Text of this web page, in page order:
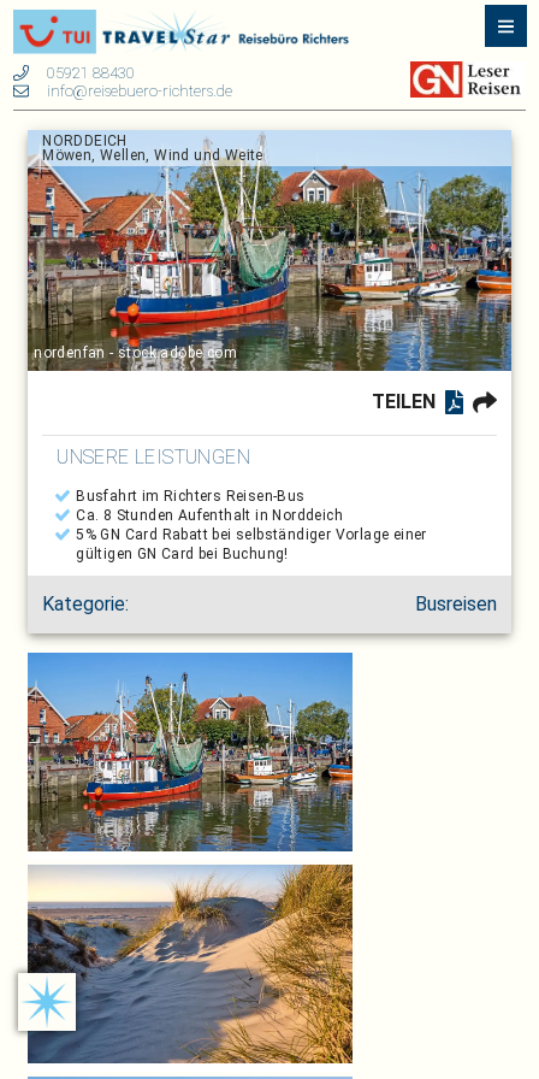
05921 88430
info@reisebuero-richters.de
NORDDEICH
Möwen, Wellen, Wind und Weite
nordenfan - stock.adobe.com
TEILEN
UNSERE LEISTUNGEN
Busfahrt im Richters Reisen-Bus
Ca. 8 Stunden Aufenthalt in Norddeich
5% GN Card Rabatt bei selbständiger Vorlage einer
gültigen GN Card bei Buchung!
Kategorie: Busreisen